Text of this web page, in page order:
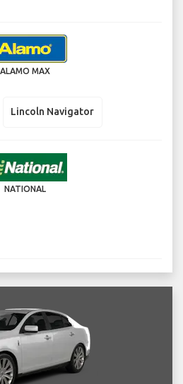
ALAMO MAX
Lincoln Navigator
NATIONAL